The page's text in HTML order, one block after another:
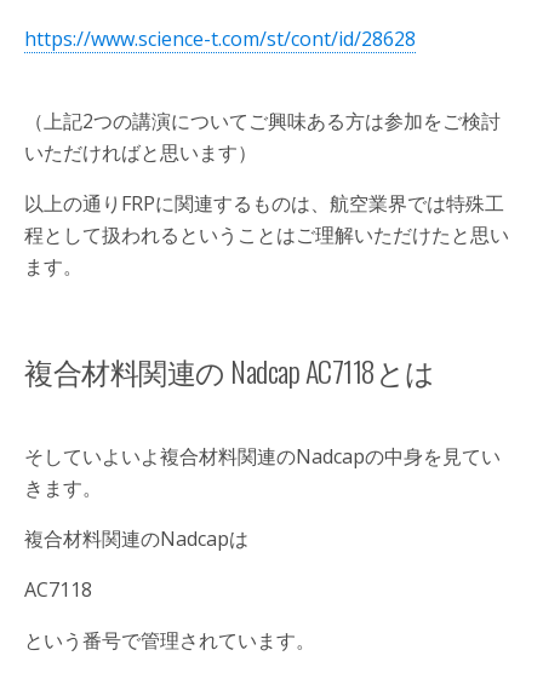
https://www.science-t.com/st/cont/id/28628
（上記2つの講演についてご興味ある方は参加をご検討
いただければと思います）
以上の通りFRPに関連するものは、航空業界では特殊工
程として扱われるということはご理解いただけたと思い
ます。
複合材料関連の Nadcap AC7118とは
そしていよいよ複合材料関連のNadcapの中身を見てい
きます。
複合材料関連のNadcapは
AC7118
という番号で管理されています。